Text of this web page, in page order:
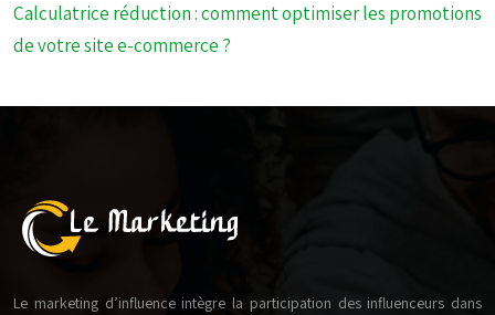
Calculatrice réduction : comment optimiser les promotions
de votre site e-commerce ?
Le marketing d’influence intègre la participation des influenceurs dans